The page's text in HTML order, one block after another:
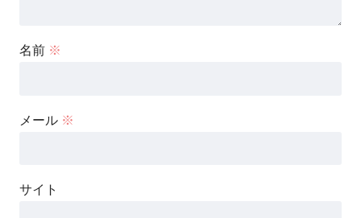
名前 ※
メール ※
サイト